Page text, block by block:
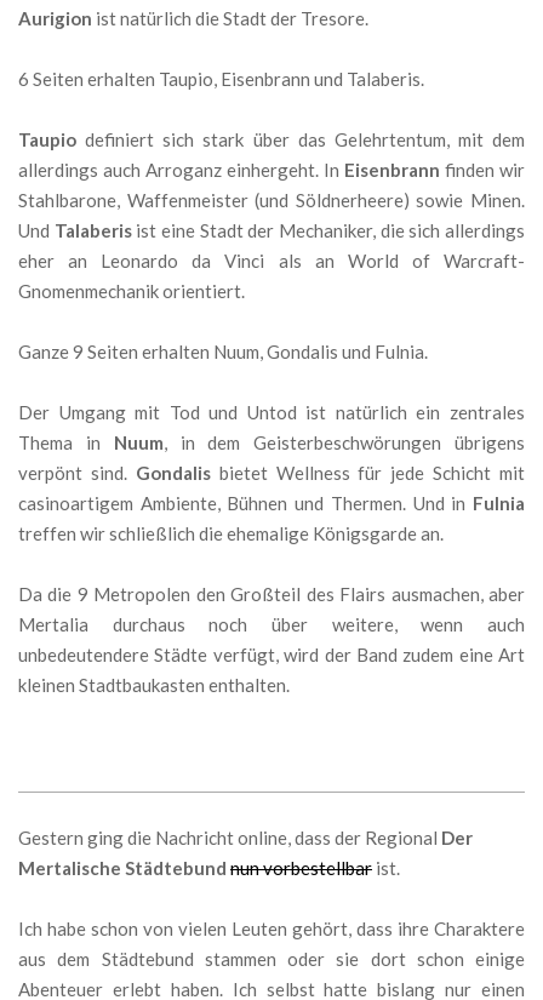
Aurigion ist natürlich die Stadt der Tresore.
6 Seiten erhalten Taupio, Eisenbrann und Talaberis.
Taupio definiert sich stark über das Gelehrtentum, mit dem
allerdings auch Arroganz einhergeht. In Eisenbrann finden wir
Stahlbarone, Waffenmeister (und Söldnerheere) sowie Minen.
Und Talaberisist eine Stadt der Mechaniker, die sich allerdings
eher an Leonardo da Vinci als an World of Warcraft-
Gnomenmechanik orientiert.
Ganze 9 Seiten erhalten Nuum, Gondalis und Fulnia.
Der Umgang mit Tod und Untod ist natürlich ein zentrales
Thema in Nuum, in dem Geisterbeschwörungen übrigens
verpönt sind. Gondalisbietet Wellness für jede Schicht mit
casinoartigem Ambiente, Bühnen und Thermen. Und in Fulnia
treffen wir schließlich die ehemalige Königsgarde an.
Da die 9 Metropolen den Großteil des Flairs ausmachen, aber
Mertalia durchaus noch über weitere, wenn auch
unbedeutendere Städte verfügt, wird der Band zudem eine Art
kleinen Stadtbaukasten enthalten.
Gestern ging die Nachricht online, dass der Regional Der
Mertalische Städtebund nun vorbestellbar ist.
Ich habe schon von vielen Leuten gehört, dass ihre Charaktere
aus dem Städtebund stammen oder sie dort schon einige
Abenteuer erlebt haben. Ich selbst hatte bislang nur einen